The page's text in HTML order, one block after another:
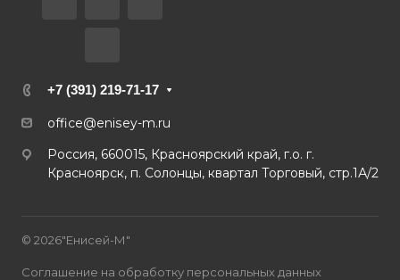
+7 (391) 219-71-17
office@enisey-m.ru
Россия, 660015, Красноярский край, г.о. г.
Красноярск, п. Солонцы, квартал Торговый, стр.1А/2
© 2026"Енисей-М"
Соглашение на обработку персональных данных